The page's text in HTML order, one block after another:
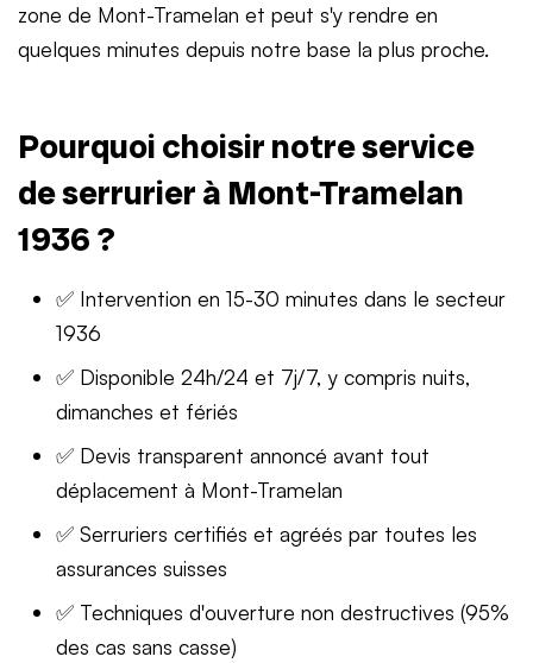
zone de Mont-Tramelan et peut s'y rendre en
quelques minutes depuis notre base la plus proche.
Pourquoi choisir notre service
de serrurier à Mont-Tramelan
1936 ?
✅ Intervention en 15-30 minutes dans le secteur
1936
✅ Disponible 24h/24 et 7j/7, y compris nuits,
dimanches et fériés
✅ Devis transparent annoncé avant tout
déplacement à Mont-Tramelan
✅ Serruriers certifiés et agréés par toutes les
assurances suisses
✅ Techniques d'ouverture non destructives (95%
des cas sans casse)